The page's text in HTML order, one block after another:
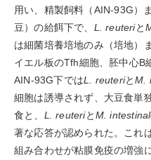
⽤い、精製飼料（AIN-93G）
⾖）の給餌下で、 L. reuteriと
は細菌培養培地のみ（培地）
イエル板のTfh細胞、胚中⼼B
AIN-93G下ではL. reuteriとM.
細胞は誘導されず、⼤⾖⾷単
⾷と、 L. reuteriとM.
著な応答が認められた。これ
組み合わせが粘膜免疫の増強